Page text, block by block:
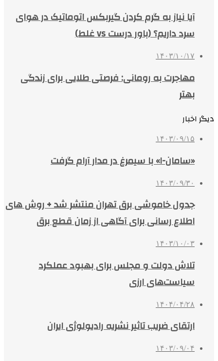
آیا نیاز به گرم کردن گیربکس اتوماتیک در هوای
سرد داریم؟ (باور درست vs غلط)
۱۴۰۳/۱۰/۱۷
مهاجرت به رومانی: فرصتی طلایی برای زندگی
بهتر
دیگر اخبار
۱۴۰۳/۰۹/۱۵
«سامان-۱» با سیمرغ در مدار آرام گرفت
۱۴۰۳/۰۹/۳۰
جدول خاموشی برق تهران منتشر شد + روش های
اطلاع رسانی برای آگاهی از زمان قطع برق
۱۴۰۳/۱۰/۰۳
تلاش دولت و مجلس برای بهبود عملکرد
سیاست‌های ارزی
۱۴۰۴/۰۴/۲۸
ارتقای ضریب تاثیر نشریه رادیولوژی ایران
۱۴۰۳/۰۹/۰۴